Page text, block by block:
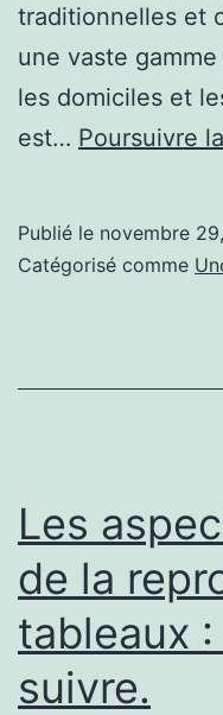
traditionnelles et
une vaste
les domiciles et
est… Poursuivre
Publié le novembre
Catégorisé comme
Les
de la
tableaux
suivre.